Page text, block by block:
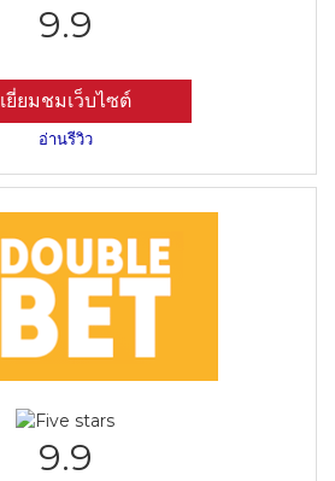
9.9
เยี่ยมชมเว็บไซต์
อ่านรีวิว
9.9